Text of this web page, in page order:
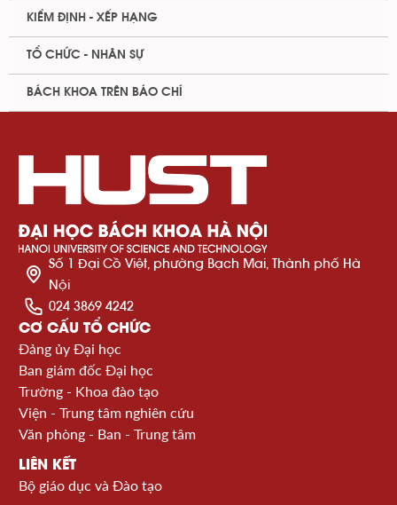
KIỂM ĐỊNH - XẾP HẠNG
TỔ CHỨC - NHÂN SỰ
BÁCH KHOA TRÊN BÁO CHÍ
Số 1 Đại Cồ Việt, phường Bạch Mai, Thành phố Hà
Nội
024 3869 4242
CƠ CẤU TỔ CHỨC
Đảng ủy Đại học
Ban giám đốc Đại học
Trường - Khoa đào tạo
Viện - Trung tâm nghiên cứu
Văn phòng - Ban - Trung tâm
LIÊN KẾT
Bộ giáo dục và Đào tạo